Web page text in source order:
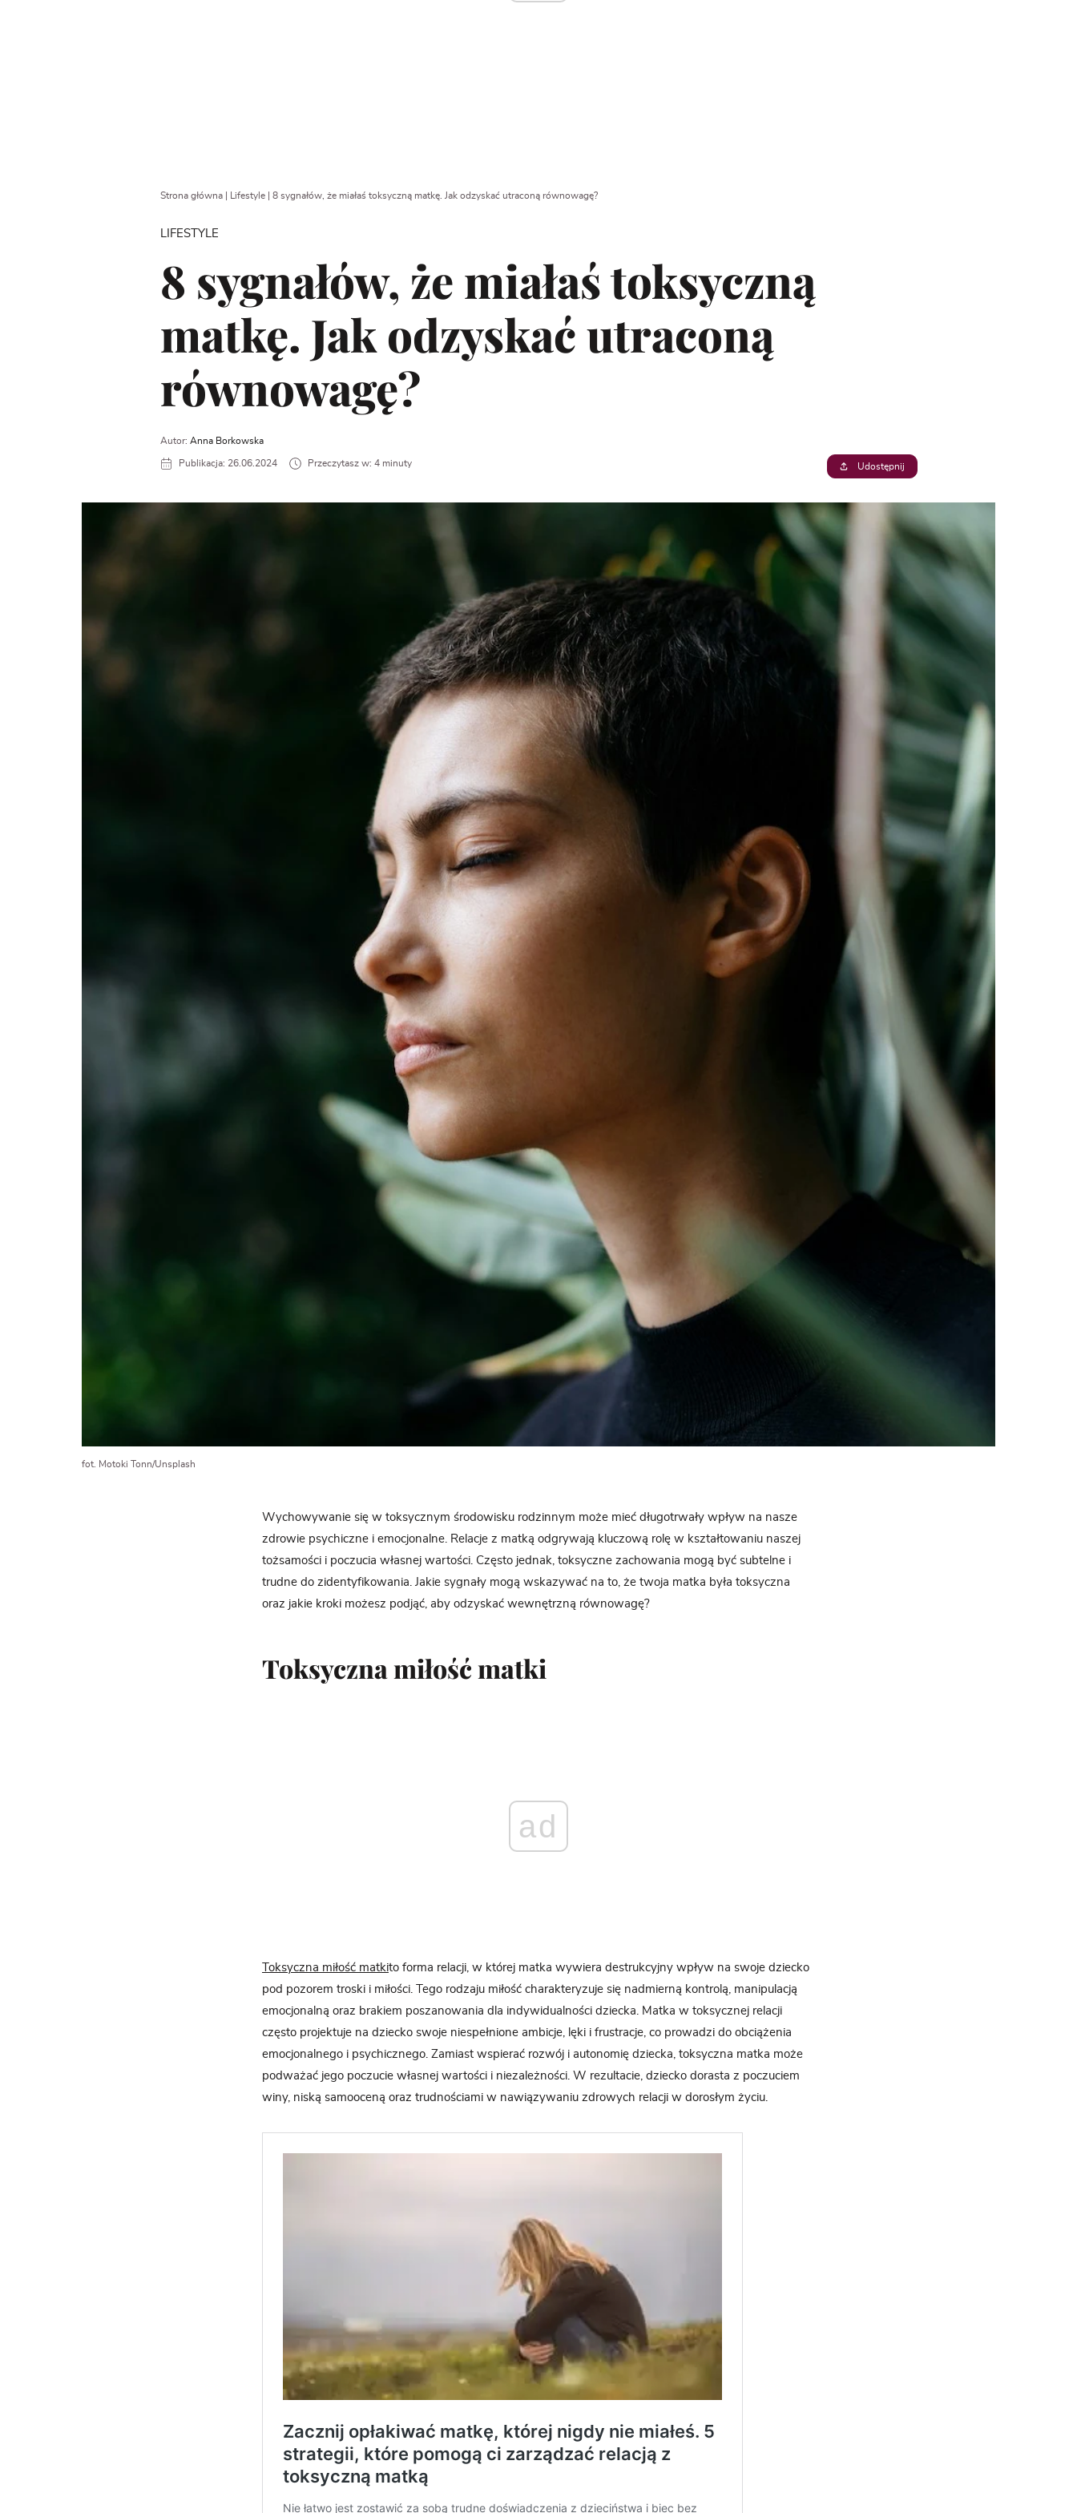
Strona główna| Lifestyle| 8 sygnałów, że miałaś toksyczną matkę. Jak odzyskać utraconą równowagę?
LIFESTYLE
8 sygnałów, że miałaś toksyczną
matkę. Jak odzyskać utraconą
równowagę?
Autor: Anna Borkowska
Publikacja: 26.06.2024 Przeczytasz w: 4 minuty Udostępnij
fot. Motoki Tonn/Unsplash
Wychowywanie się w toksycznym środowisku rodzinnym może mieć długotrwały wpływ na nasze
zdrowie psychiczne i emocjonalne. Relacje z matką odgrywają kluczową rolę w kształtowaniu naszej
tożsamości i poczucia własnej wartości. Często jednak, toksyczne zachowania mogą być subtelne i
trudne do zidentyfikowania. Jakie sygnały mogą wskazywać na to, że twoja matka była toksyczna
oraz jakie kroki możesz podjąć, aby odzyskać wewnętrzną równowagę?
Toksyczna miłość matki
ad
Toksyczna miłość matkito forma relacji, w której matka wywiera destrukcyjny wpływ na swoje dziecko
pod pozorem troski i miłości. Tego rodzaju miłość charakteryzuje się nadmierną kontrolą, manipulacją
emocjonalną oraz brakiem poszanowania dla indywidualności dziecka. Matka w toksycznej relacji
często projektuje na dziecko swoje niespełnione ambicje, lęki i frustracje, co prowadzi do obciążenia
emocjonalnego i psychicznego. Zamiast wspierać rozwój i autonomię dziecka, toksyczna matka może
podważać jego poczucie własnej wartości i niezależności. W rezultacie, dziecko dorasta z poczuciem
winy, niską samooceną oraz trudnościami w nawiązywaniu zdrowych relacji w dorosłym życiu.